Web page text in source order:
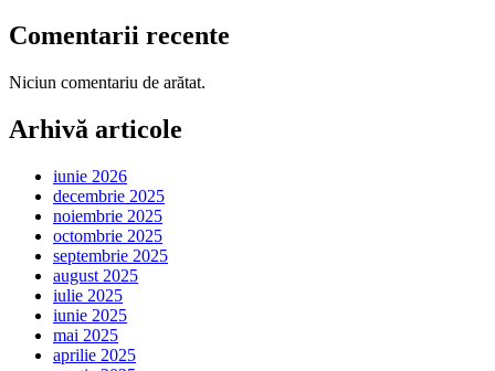
Comentarii recente
Niciun comentariu de arătat.
Arhivă articole
iunie 2026
decembrie 2025
noiembrie 2025
octombrie 2025
septembrie 2025
august 2025
iulie 2025
iunie 2025
mai 2025
aprilie 2025